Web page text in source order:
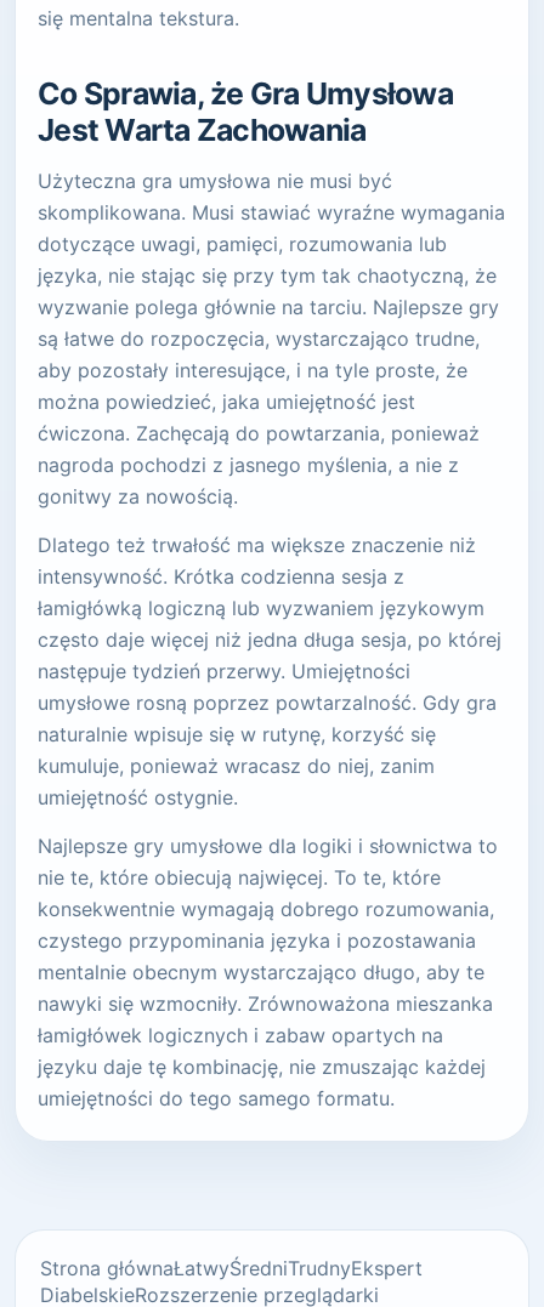
się mentalna tekstura.
Co Sprawia, że Gra Umysłowa
Jest Warta Zachowania
Użyteczna gra umysłowa nie musi być
skomplikowana. Musi stawiać wyraźne wymagania
dotyczące uwagi, pamięci, rozumowania lub
języka, nie stając się przy tym tak chaotyczną, że
wyzwanie polega głównie na tarciu. Najlepsze gry
są łatwe do rozpoczęcia, wystarczająco trudne,
aby pozostały interesujące, i na tyle proste, że
można powiedzieć, jaka umiejętność jest
ćwiczona. Zachęcają do powtarzania, ponieważ
nagroda pochodzi z jasnego myślenia, a nie z
gonitwy za nowością.
Dlatego też trwałość ma większe znaczenie niż
intensywność. Krótka codzienna sesja z
łamigłówką logiczną lub wyzwaniem językowym
często daje więcej niż jedna długa sesja, po której
następuje tydzień przerwy. Umiejętności
umysłowe rosną poprzez powtarzalność. Gdy gra
naturalnie wpisuje się w rutynę, korzyść się
kumuluje, ponieważ wracasz do niej, zanim
umiejętność ostygnie.
Najlepsze gry umysłowe dla logiki i słownictwa to
nie te, które obiecują najwięcej. To te, które
konsekwentnie wymagają dobrego rozumowania,
czystego przypominania języka i pozostawania
mentalnie obecnym wystarczająco długo, aby te
nawyki się wzmocniły. Zrównoważona mieszanka
łamigłówek logicznych i zabaw opartych na
języku daje tę kombinację, nie zmuszając każdej
umiejętności do tego samego formatu.
Strona głównaŁatwyŚredniTrudnyEkspert
DiabelskieRozszerzenie przeglądarki